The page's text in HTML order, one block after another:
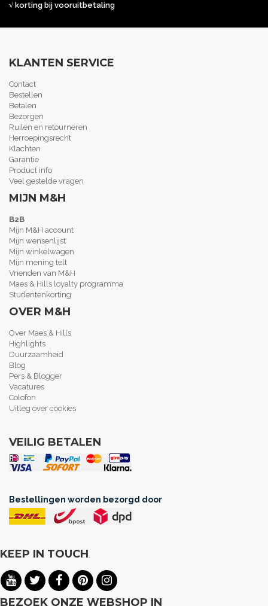
√ korting bij vooruitbetaling
KLANTEN SERVICE
Contact
Bestellen
Betalen
Bezorgen
Ruilen en retourneren
Herroepingsrecht
Klachten
Garantie
Product info
Veel gestelde vragen
MIJN M&H
B2B
Mijn M&H account
Mijn wensenlijst
Mijn winkelwagen
Mijn mening telt
Vrienden van M&H
Maes & Hills loyalty programma
Studentenkorting
OVER M&H
Over Maes & Hills
Highlights
Duurzaamheid
Blog
Pers & Blogger
Vacatures
Colofon
Uitleg over cookies
VEILIG BETALEN
Bestellingen worden bezorgd door
KEEP IN TOUCH.
BEZOEK ONZE WEBSHOP IN